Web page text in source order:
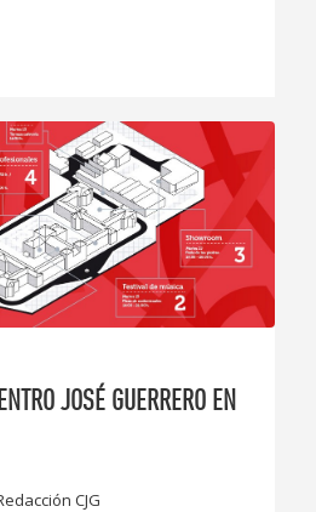
JOSÉ GUERRERO EN
CJG